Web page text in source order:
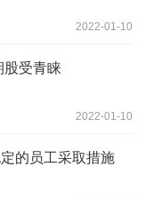
2022-01-10
股受青睐
2022-01-10
的员工采取措施